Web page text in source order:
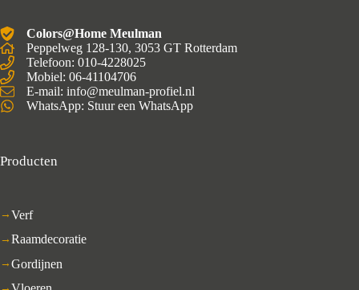
Colors@Home Meulman
Peppelweg 128-130, 3053 GT Rotterdam
Telefoon: 010-4228025
Mobiel: 06-41104706
E-mail: info@meulman-profiel.nl
WhatsApp: Stuur een WhatsApp
Producten
Verf
Raamdecoratie
Gordijnen